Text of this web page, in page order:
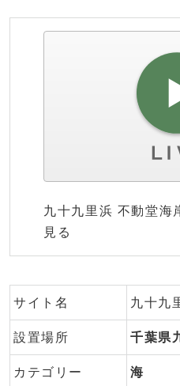
九十九里浜 不動堂海
見る
サイト名 九十九
設置場所 千葉県
カテゴリー 海